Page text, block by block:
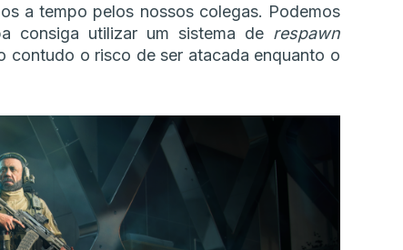
a tempo pelos nossos colegas. Podemos
consiga utilizar um sistema de respawn
contudo o risco de ser atacada enquanto o